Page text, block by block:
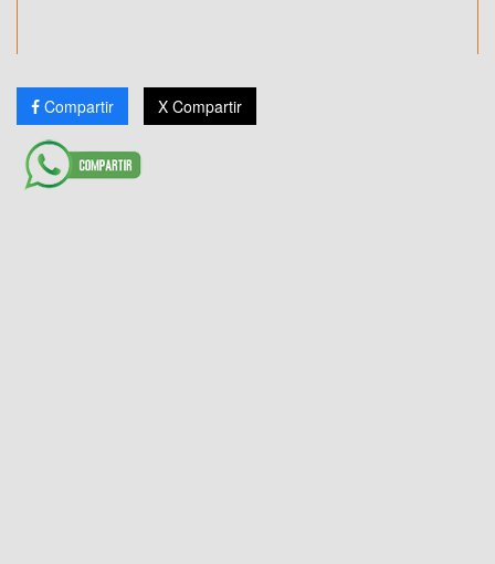
Compartir X Compartir